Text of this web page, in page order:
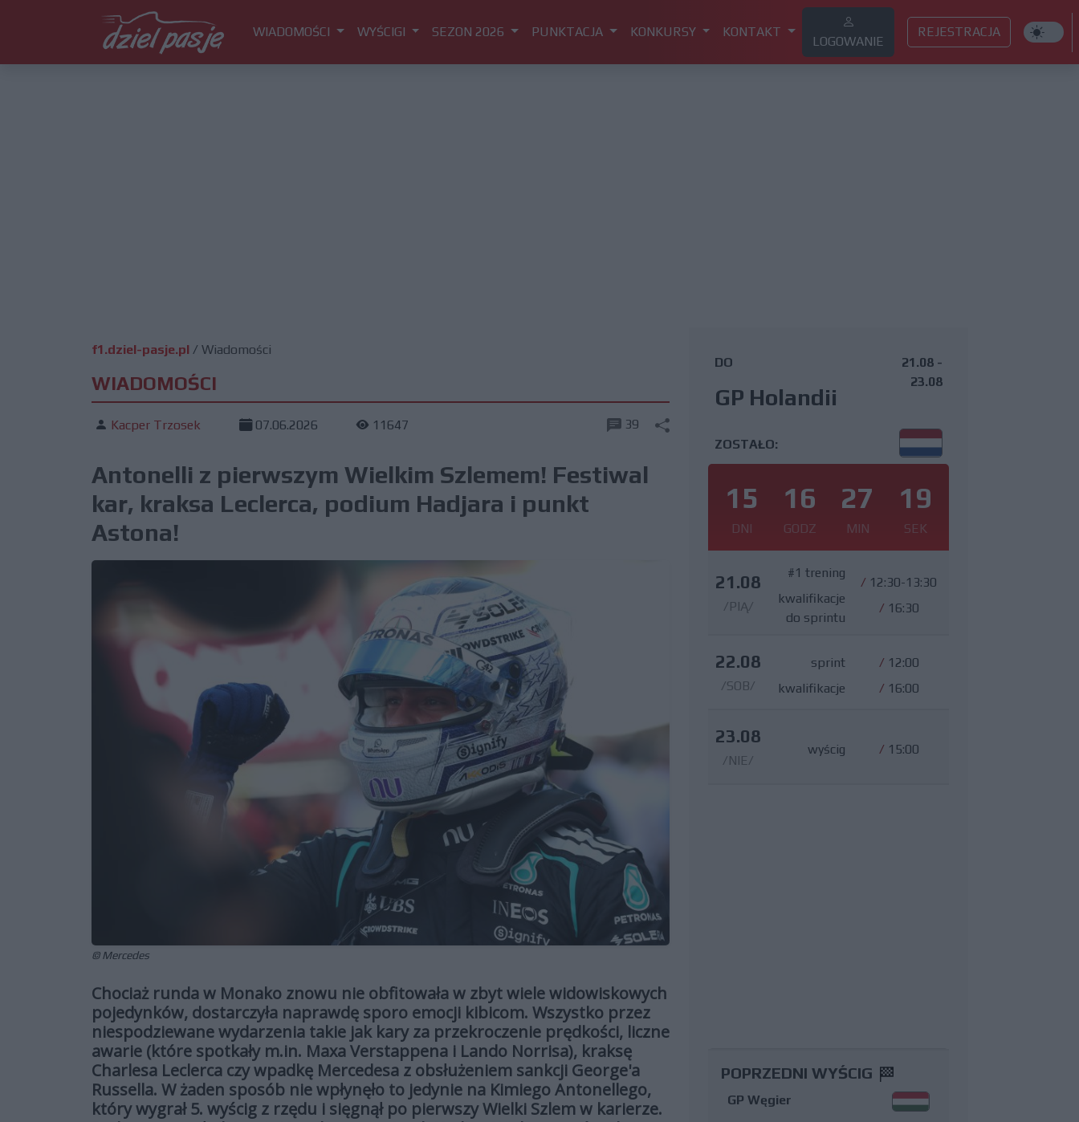
WIADOMOŚCI WYŚCIGI SEZON 2026 PUNKTACJA KONKURSY KONTAKT
LOGOWANIE
REJESTRACJA
f1.dziel-pasje.pl / Wiadomości
WIADOMOŚCI
Kacper Trzosek 07.06.2026 11647 39
Antonelli z pierwszym Wielkim Szlemem! Festiwal
kar, kraksa Leclerca, podium Hadjara i punkt
Astona!
© Mercedes
Chociaż runda w Monako znowu nie obfitowała w zbyt wiele widowiskowych
pojedynków, dostarczyła naprawdę sporo emocji kibicom. Wszystko przez
niespodziewane wydarzenia takie jak kary za przekroczenie prędkości, liczne
awarie (które spotkały m.in. Maxa Verstappena i Lando Norrisa), kraksę
Charlesa Leclerca czy wpadkę Mercedesa z obsłużeniem sankcji George'a
Russella. W żaden sposób nie wpłynęło to jedynie na Kimiego Antonellego,
który wygrał 5. wyścig z rzędu i sięgnął po pierwszy Wielki Szlem w karierze.
DO
GP Holandii
21.08 -
23.08
ZOSTAŁO:
15
DNI
16
GODZ
27
MIN
18
SEK
21.08
/PIĄ/
#1 trening
kwalifikacje
do sprintu
/ 12:30-13:30
/ 16:30
22.08
/SOB/
sprint
kwalifikacje
/ 12:00
/ 16:00
23.08
/NIE/
wyścig / 15:00
POPRZEDNI WYŚCIG
GP Węgier